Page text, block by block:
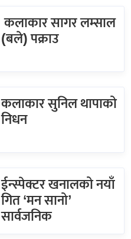
कलाकार सागर लम्साल
(बले) पक्राउ
कलाकार सुनिल थापाको
निधन
ईन्स्पेक्टर खनालको नयाँ
गित ‘मन सानो’
सार्वजनिक